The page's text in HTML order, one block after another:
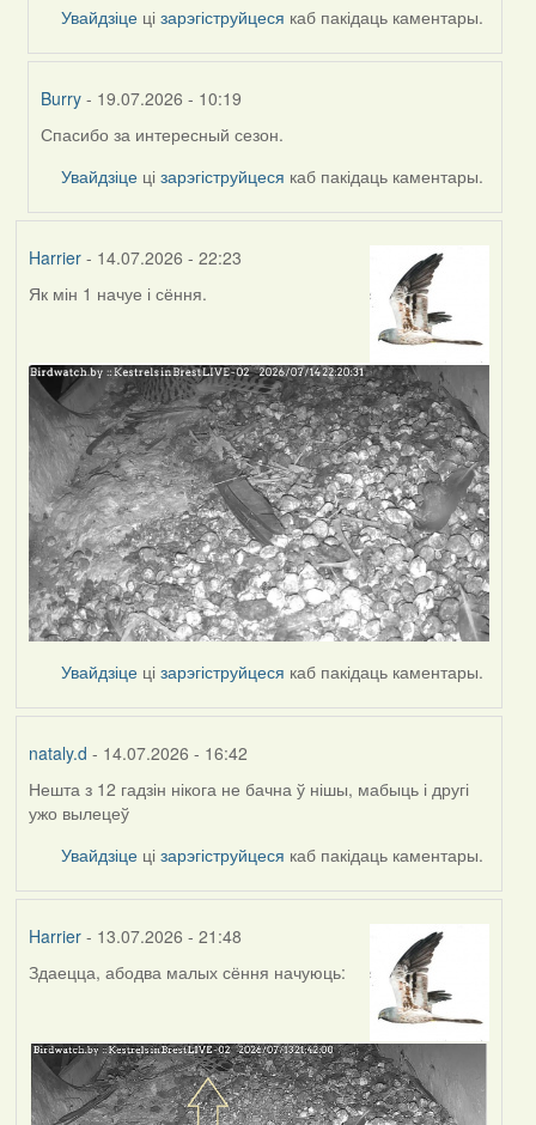
Harrier
Увайдзіце цізарэгіструйцеся каб пакідаць каментары.
Burry - 19.07.2026 - 10:19
In
reply
by
Спасибо за интересный сезон.
Увайдзіце цізарэгіструйцеся каб пакідаць каментары.
Harrier- 14.07.2026 - 22:23
Як мін 1 начуе і сёння.
Увайдзіце цізарэгіструйцеся каб пакідаць каментары.
nataly.d - 14.07.2026 - 16:42
Нешта з 12 гадзін нікога не бачна ў нішы, мабыць і другі
ужо вылецеў
Увайдзіце цізарэгіструйцеся каб пакідаць каментары.
Harrier- 13.07.2026 - 21:48
Здаецца, абодва малых сёння начуюць: